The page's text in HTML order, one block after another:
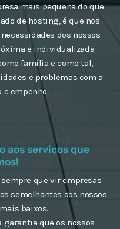
mais pequena do que
de hosting, é que nos
dos nossos
e individualizada.
família e como tal,
e problemas com a
empenho.
aos serviços que
que vir empresas
semelhantes aos nossos
baixos.
garantia que os nossos